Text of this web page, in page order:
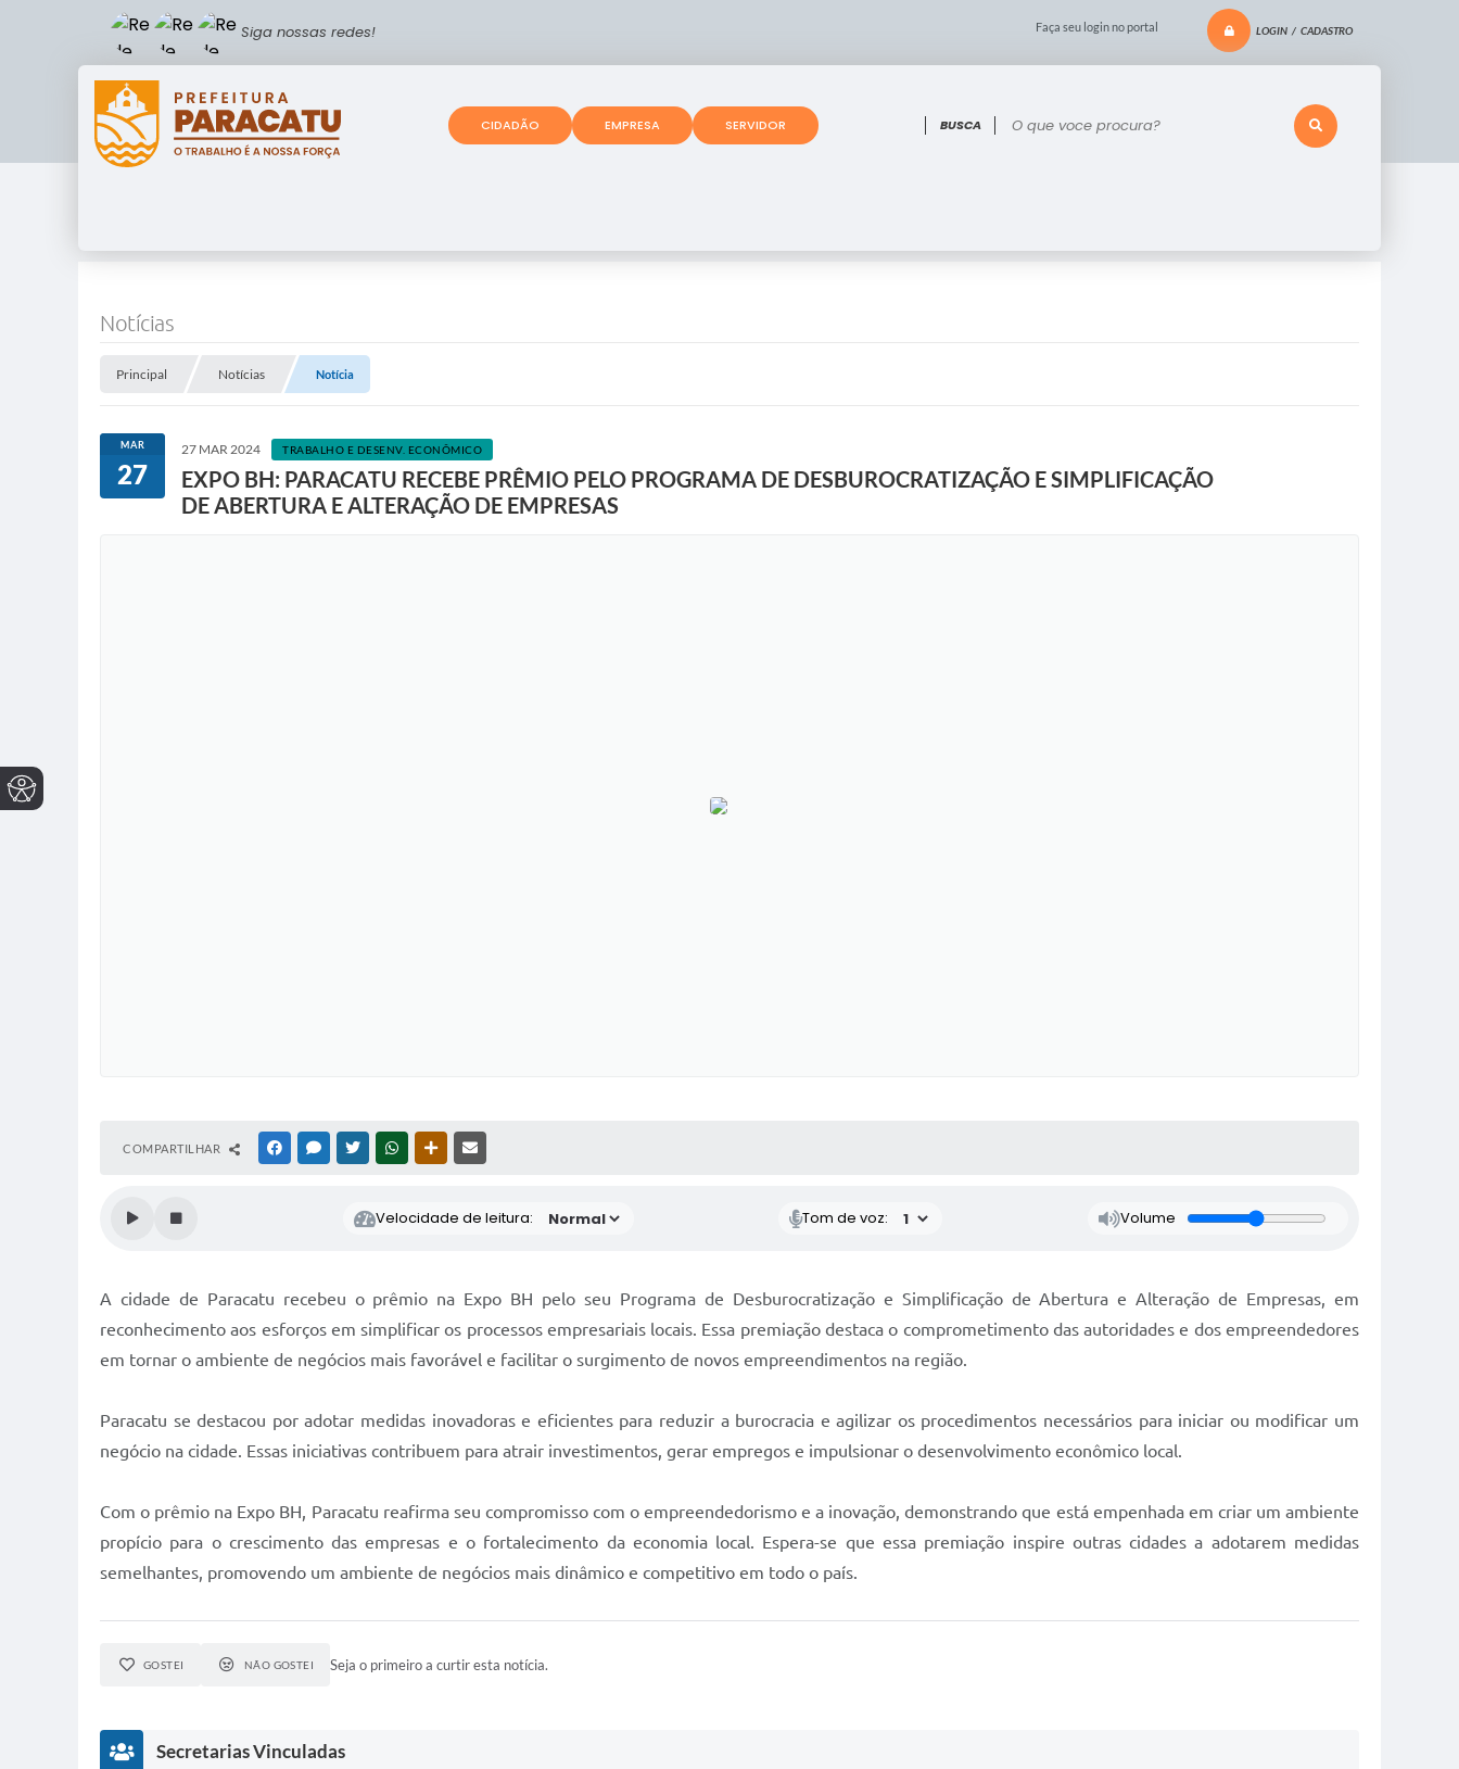
Faça seu login no portal LOGIN / CADASTRO
O que voce procura?
Siga nossas redes!
CIDADÃO EMPRESA SERVIDOR
Notícias
Principal Notícias Notícia
MAR
27
27 MAR 2024 TRABALHO E DESENV. ECONÔMICO
EXPO BH: PARACATU RECEBE PRÊMIO PELO PROGRAMA DE DESBUROCRATIZAÇÃO E SIMPLIFICAÇÃO
DE ABERTURA E ALTERAÇÃO DE EMPRESAS
COMPARTILHAR FACEBOOKMESSENGER
TWITTERWHATSAPPOUTRAS MÍDIAS
Velocidade de leitura: Tom de voz: Volume
A cidade de Paracatu recebeu o prêmio na Expo BH pelo seu Programa de Desburocratização e Simplificação de Abertura e Alteração de Empresas, em
reconhecimento aos esforços em simplificar os processos empresariais locais. Essa premiação destaca o comprometimento das autoridades e dos empreendedores
em tornar o ambiente de negócios mais favorável e facilitar o surgimento de novos empreendimentos na região.
Paracatu se destacou por adotar medidas inovadoras e eficientes para reduzir a burocracia e agilizar os procedimentos necessários para iniciar ou modificar um
negócio na cidade. Essas iniciativas contribuem para atrair investimentos, gerar empregos e impulsionar o desenvolvimento econômico local.
Com o prêmio na Expo BH, Paracatu reafirma seu compromisso com o empreendedorismo e a inovação, demonstrando que está empenhada em criar um ambiente
propício para o crescimento das empresas e o fortalecimento da economia local. Espera-se que essa premiação inspire outras cidades a adotarem medidas
semelhantes, promovendo um ambiente de negócios mais dinâmico e competitivo em todo o país.
GOSTEI NÃO GOSTEI Seja o primeiro a curtir esta notícia.
Secretarias Vinculadas